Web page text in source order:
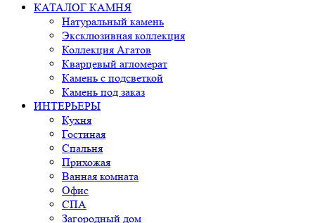
КАТАЛОГ КАМНЯ
Натуральный камень
Эксклюзивная коллекция
Коллекция Агатов
Кварцевый агломерат
Камень с подсветкой
Камень под заказ
ИНТЕРЬЕРЫ
Кухня
Гостиная
Спальня
Прихожая
Ванная комната
Офис
СПА
Загородный дом